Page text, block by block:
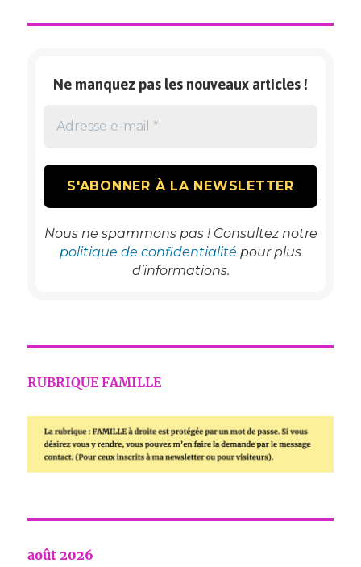
Ne manquez pas les nouveaux articles !
Nous ne spammons pas ! Consultez notre
politique de confidentialité pour plus
d’informations.
RUBRIQUE FAMILLE
août 2026